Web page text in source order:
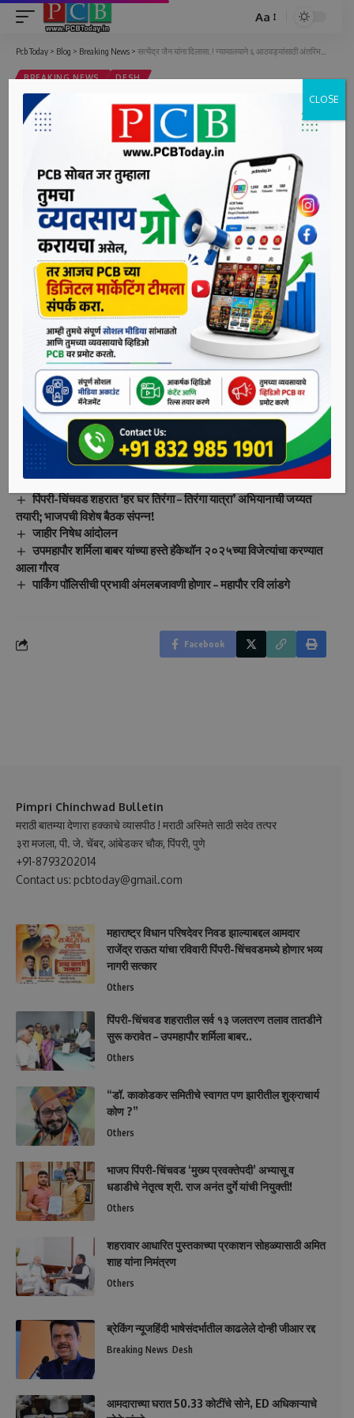
Font
Resizer
Aa
Pcb Today > Blog > Breaking News > सत्येंद्र जैन यांना दिलासा..! न्यायालयाने ६ आठवड्यांसाठी अंतरिम जामीन मंजूर केला
BREAKING NEWS DESH
सत्येंद्र जैन यांना दिलासा..! न्यायालयाने ६
आठवड्यांसाठी अंतरिम जामीन मंजूर केला
Last updated: May 26, 2023 12:47 pm
bpcauthor
0 Min Read
देश ,दि. २६ (पीसीबी) – सर्वोच्च न्यायालयाने दिल्लीचे माजी आरोग्यमंत्री
आणि आप नेते सत्येंद्र जैन यांना अंतरिम दिलासा दिला आहे. न्यायालयाने
शुक्रवारी (२६ मे) वैद्यकीय आधारावर सत्येंद्र जैन यांना ६
आठवड्यांसाठी अंतरिम जामीन मंजूर केला. ते मे २०२२ पासून मनी
लाँडरिंग प्रकरणात दिल्लीतील तिहार तुरुंगात आहेत. न्यायमूर्ती जे. के.
माहेश्वरी आणि न्यायमूर्ती पी. एस. नरसिम्हा यांच्या खंडपीठाने हा निर्णय
दिला.
You Might Also Like
हर्षवर्धन सपकाळ यांनी त्वरित जाहीर माफी मागावी.. योगेश बहल
पिंपरी-चिंचवड शहरात ‘हर घर तिरंगा – तिरंगा यात्रा’ अभियानाची जय्यत
तयारी; भाजपची विशेष बैठक संपन्न!
जाहीर निषेध आंदोलन
उपमहापौर शर्मिला बाबर यांच्या हस्ते हॅकेथॉन २०२५च्या विजेत्यांचा करण्यात
आला गौरव
पार्किंग पॉलिसीची प्रभावी अंमलबजावणी होणार – महापौर रवि लांडगे
Facebook
Pimpri Chinchwad Bulletin
मराठी बातम्या देणारा हक्काचे व्यासपीठ ! मराठी अस्मिते साठी सदेव तत्पर
३रा मजला, पी. जे. चेंबर, आंबेडकर चौक, पिंपरी, पुणे
+91-8793202014
Contact us: pcbtoday@gmail.com
महाराष्ट्र विधान परिषदेवर निवड झाल्याबद्दल आमदार
राजेंद्र राऊत यांचा रविवारी पिंपरी-चिंचवडमध्ये होणार भव्य
नागरी सत्कार
Others
पिंपरी-चिंचवड शहरातील सर्व १३ जलतरण तलाव तातडीने
सुरू करावेत – उपमहापौर शर्मिला बाबर..
Others
“डॉ. काकोडकर समितीचे स्वागत पण झारीतील शुक्राचार्य
कोण ?”
Others
भाजप पिंपरी-चिंचवड ‘मुख्य प्रवक्तेपदी’ अभ्यासू व
धडाडीचे नेतृत्व श्री. राज अनंत दुर्गे यांची नियुक्ती!
Others
शहरावार आधारित पुस्तकाच्या प्रकाशन सोहळ्यासाठी अमित
शाह यांना निमंत्रण
Others
ब्रेकिंग न्यूजहिंदी भाषेसंदर्भातील काढलेले दोन्ही जीआर रद्द
Breaking News Desh
आमदाराच्या घरात 50.33 कोटींचे सोने, ED अधिकाऱ्याचे
CLOSE